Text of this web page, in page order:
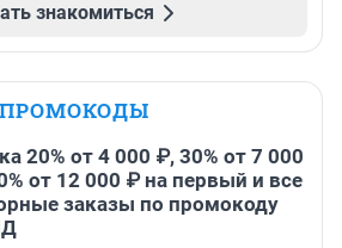
знакомиться
ПРОМОКОДЫ
20% от 4 000 ₽, 30% от 7 000
от 12 000 ₽ на первый и все
заказы по промокоду